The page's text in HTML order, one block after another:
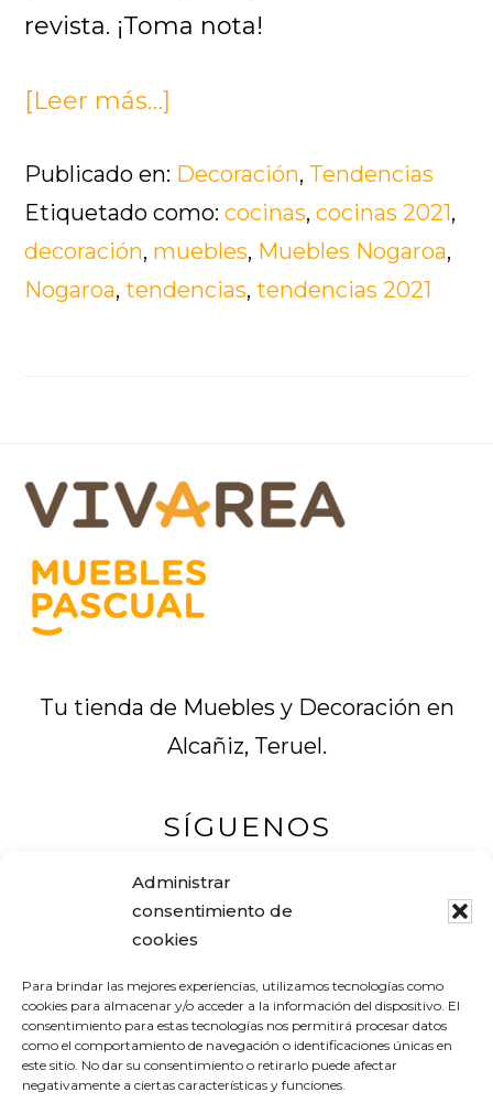
Administrar
consentimiento de
cookies
Para brindar las mejores experiencias, utilizamos tecnologías como
cookies para almacenar y/o acceder a la información del dispositivo. El
consentimiento para estas tecnologías nos permitirá procesar datos
como el comportamiento de navegación o identificaciones únicas en
este sitio. No dar su consentimiento o retirarlo puede afectar
negativamente a ciertas características y funciones.
revista. ¡Toma nota!
[Leer más…]
¿Quieres
una
cocina
de
nuestros
consejos!
Publicado en: Decoración, Tendencias
Etiquetado como:cocinas,cocinas 2021,
decoración, muebles, Muebles Nogaroa,
Nogaroa,tendencias,tendencias 2021
Tu tienda de Muebles y Decoración en
Alcañiz, Teruel.
SÍGUENOS
Tel. +34 978 83 12 16
Avenida Aragón, 19
44600 ALCAÑIZ (Teruel) – España